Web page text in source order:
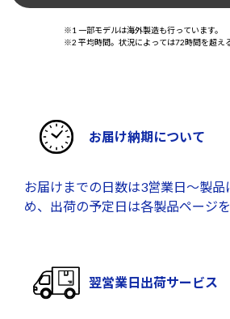
※1 一部モデルは海外製造も行っています。
※2 平均時間。状況によっては72時間を超え
お届け納期について
お届けまでの日数は3営業日～製品
め、出荷の予定日は各製品ページ
翌営業日出荷サービス